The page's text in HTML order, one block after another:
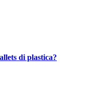
di plastica?